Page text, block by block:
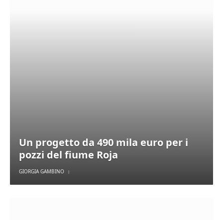
Un progetto da 490 mila euro per i
pozzi del fiume Roja
GIORGIA GAMBINO